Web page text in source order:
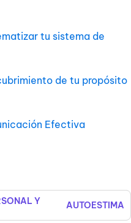
tu sistema de
de tu propósito
Efectiva
Y AUTOESTIMA